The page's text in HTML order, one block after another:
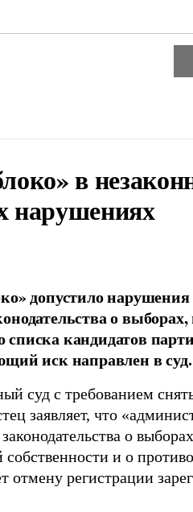
в
нарушениях
допустило
о выборах,
кандидатов
иск направлен в суд.
суд с требованием
заявляет, что
о
собственности и о
отмену регистрации